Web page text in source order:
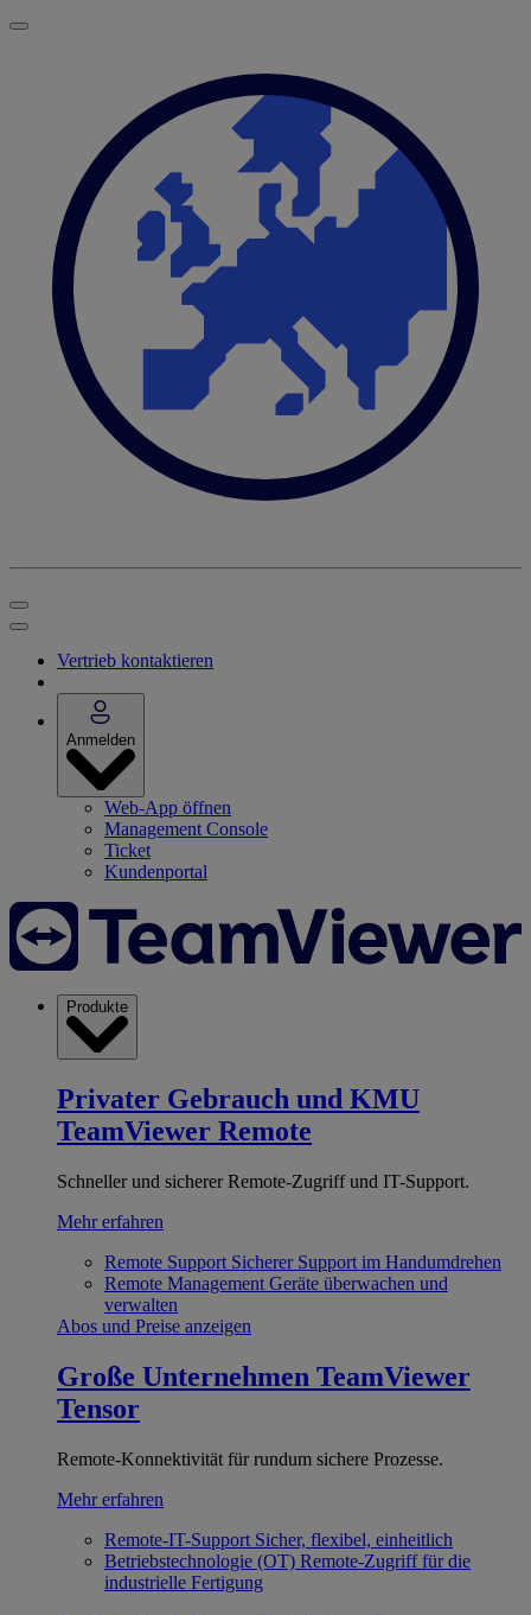
Vertrieb kontaktieren
Anmelden
Web-App öffnen
Management Console
Ticket
Kundenportal
Produkte
Privater Gebrauch und KMU
TeamViewer Remote
Schneller und sicherer Remote-Zugriff und IT-Support.
Mehr erfahren
Remote Support Sicherer Support im Handumdrehen
Remote Management Geräte überwachen und
verwalten
Abos und Preise anzeigen
Große Unternehmen TeamViewer
Tensor
Remote-Konnektivität für rundum sichere Prozesse.
Mehr erfahren
Remote-IT-Support Sicher, flexibel, einheitlich
Betriebstechnologie (OT) Remote-Zugriff für die
industrielle Fertigung